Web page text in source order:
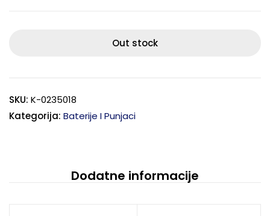
Out stock
SKU: K-0235018
Kategorija: Baterije I Punjaci
Dodatne informacije